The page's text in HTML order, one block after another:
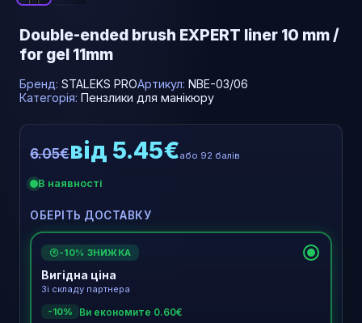
Double-ended brush EXPERT liner 10 mm /
for gel 11mm
Бренд: STALEKS PROАртикул: NBE-03/06
Категорія: Пензлики для манікюру
6.05€від 5.45€або 92 балів
В наявності
ОБЕРІТЬ ДОСТАВКУ
€ -10% ЗНИЖКА
Вигідна ціна
Зі складу партнера
-10%
Ви економите 0.60€